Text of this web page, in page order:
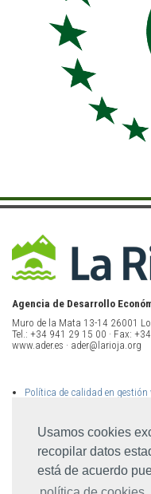
Usamos cookies
recopilar datos
está de acuerdo
Agencia de Desarrollo
Muro de la Mata 13-14 26001
Tel.: +34 941 29 15 00 · Fax:
www.ader.es · ader@larioja.org
Política de calidad en
Mapa del sitio